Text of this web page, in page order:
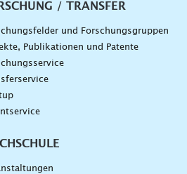
/ TRANSFER
und Forschungsgruppen
Publikationen und Patente